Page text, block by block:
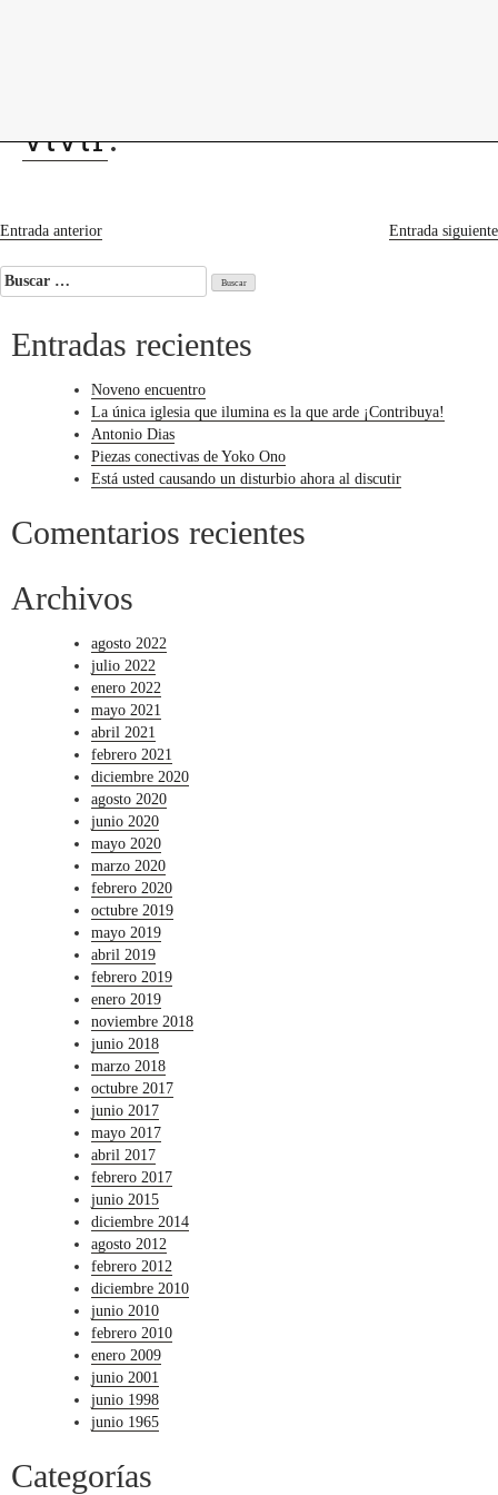
vivir.
Navegación
de
Entrada anterior Entrada siguiente
Buscar:
Entradas recientes
Noveno encuentro
La única iglesia que ilumina es la que arde ¡Contribuya!
Antonio Dias
Piezas conectivas de Yoko Ono
Está usted causando un disturbio ahora al discutir
Comentarios recientes
Archivos
agosto 2022
julio 2022
enero 2022
mayo 2021
abril 2021
febrero 2021
diciembre 2020
agosto 2020
junio 2020
mayo 2020
marzo 2020
febrero 2020
octubre 2019
mayo 2019
abril 2019
febrero 2019
enero 2019
noviembre 2018
junio 2018
marzo 2018
octubre 2017
junio 2017
mayo 2017
abril 2017
febrero 2017
junio 2015
diciembre 2014
agosto 2012
febrero 2012
diciembre 2010
junio 2010
febrero 2010
enero 2009
junio 2001
junio 1998
junio 1965
Categorías